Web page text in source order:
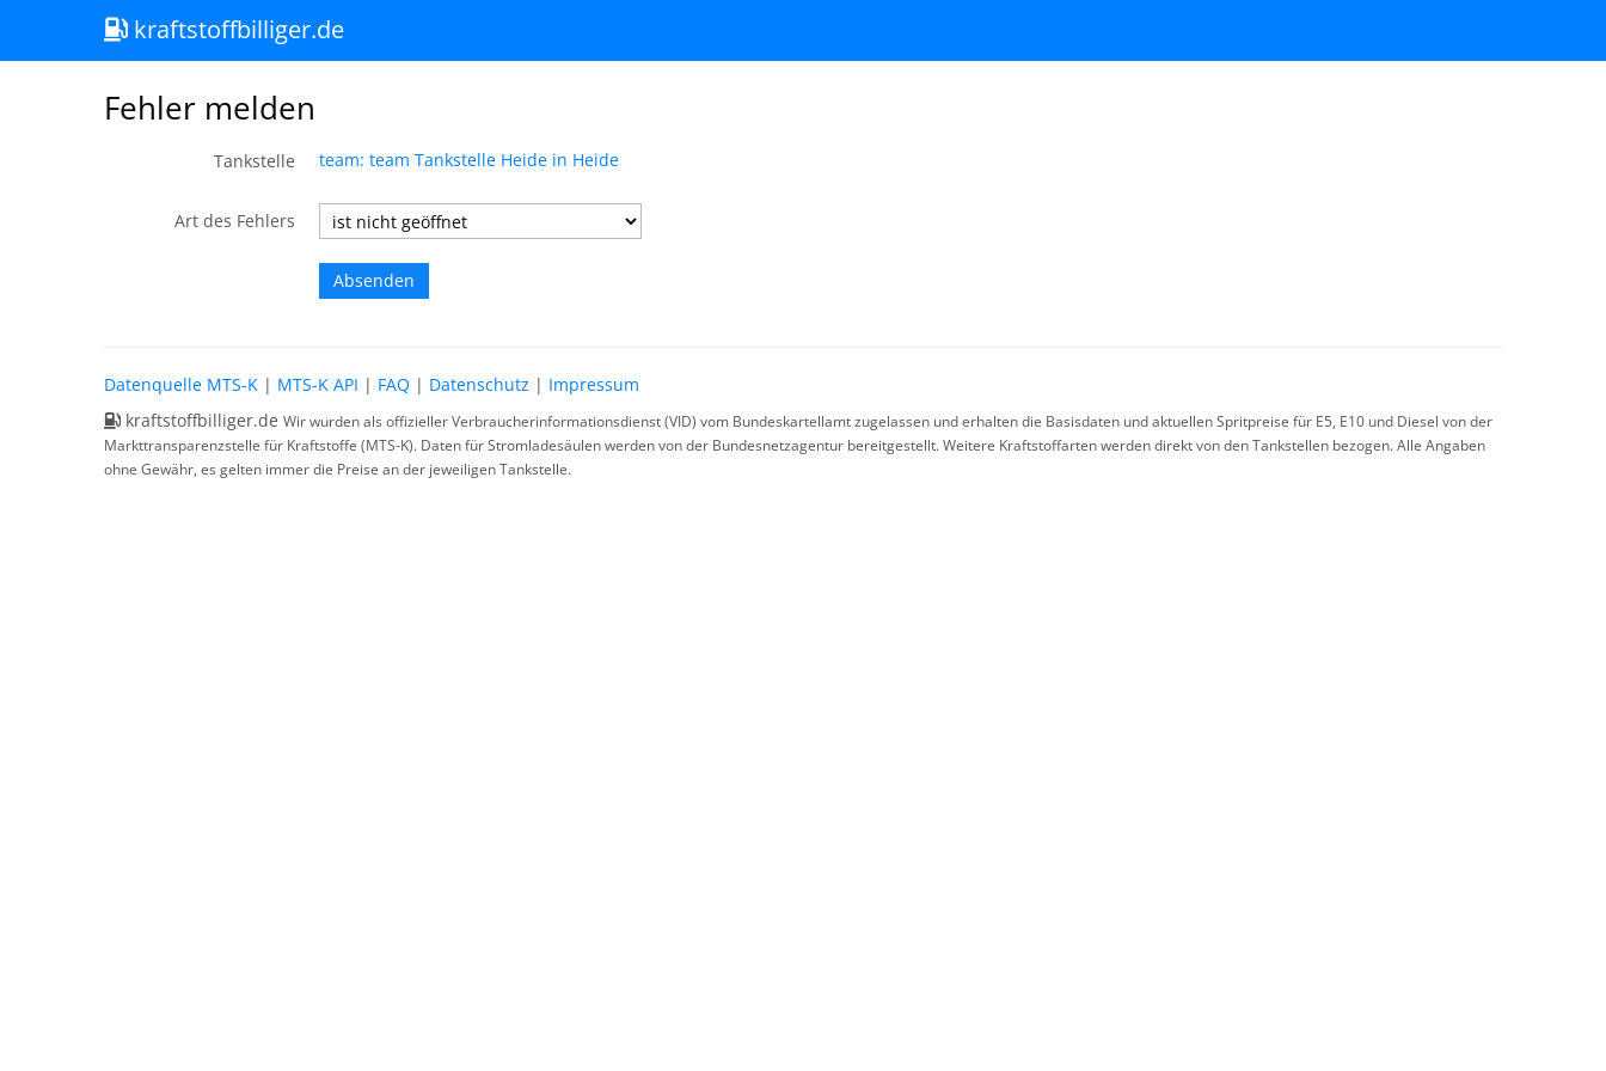
kraftstoffbilliger.de
Fehler melden
Tankstelle team: team Tankstelle Heide in Heide
Art des Fehlers
Datenquelle MTS-K | MTS-K API | FAQ | Datenschutz | Impressum
kraftstoffbilliger.de Wir wurden als offizieller Verbraucherinformationsdienst (VID) vom Bundeskartellamt zugelassen und erhalten die Basisdaten und aktuellen Spritpreise für E5, E10 und Diesel von der
Markttransparenzstelle für Kraftstoffe (MTS-K). Daten für Stromladesäulen werden von der Bundesnetzagentur bereitgestellt. Weitere Kraftstoffarten werden direkt von den Tankstellen bezogen. Alle Angaben
ohne Gewähr, es gelten immer die Preise an der jeweiligen Tankstelle.